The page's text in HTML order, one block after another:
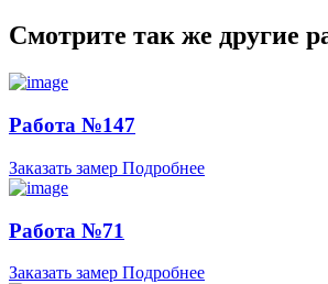
Смотрите так же другие
Работа №147
Заказать замер Подробнее
Работа №71
Заказать замер Подробнее